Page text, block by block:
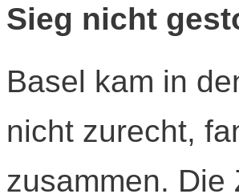
Sieg nicht
Basel kam in
nicht zurecht,
zusammen. Die